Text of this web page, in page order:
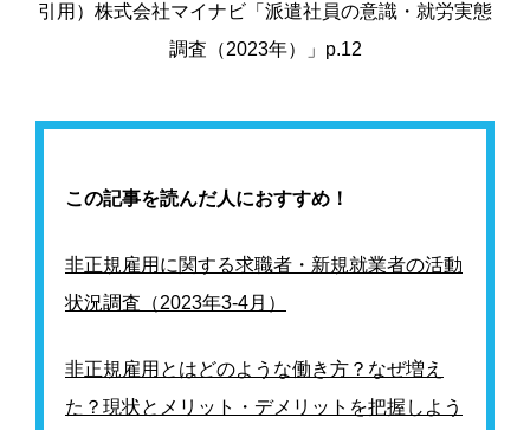
引用） 株式会社マイナビ 「派遣社員の意識・就労実態
調査（2023年）」p.12
この記事を読んだ人におすすめ！
非正規雇用に関する求職者・新規就業者の活動
状況調査（2023年3-4月）
非正規雇用とはどのような働き方？なぜ増え
た？現状とメリット・デメリットを把握しよう